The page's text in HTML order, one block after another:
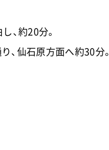
、約20分。
、 仙石原方面へ約30分。